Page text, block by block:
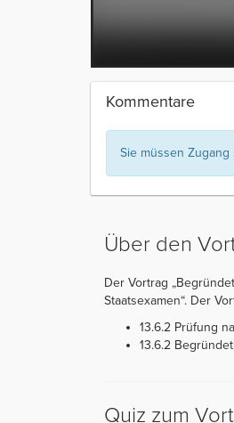
Kommentare
Sie müssen
Über den
Der Vortrag
Staatsexamen“. Der
13.6.2 Prüfung
13.6.2
Quiz zum